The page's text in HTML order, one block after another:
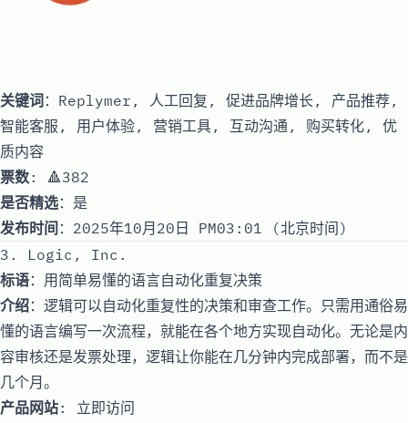
关键词 ：Replymer, 人工回复, 促进品牌增长, 产品推荐,
智能客服, 用户体验, 营销工具, 互动沟通, 购买转化, 优
质内容
票数: 🔺382
是否精选：是
发布时间 ：2025年10月20日 PM03:01 (北京时间)
3. Logic, Inc.
标语：用简单易懂的语言自动化重复决策
介绍：逻辑可以自动化重复性的决策和审查工作。只需用通俗易
懂的语言编写一次流程，就能在各个地方实现自动化。无论是内
容审核还是发票处理，逻辑让你能在几分钟内完成部署，而不是
几个月。
产品网站: 立即访问